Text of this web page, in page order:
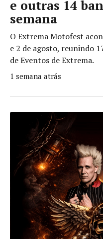
e outras 14
semana
O Extrema Motofest
e 2 de agosto, reunindo
de Eventos de Extrema.
1 semana atrás